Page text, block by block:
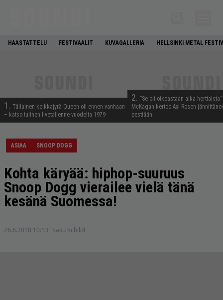
HAASTATTELU FESTIVAALIT KUVAGALLERIA HELLSINKI METAL
1. Tällainen keikkajyrä Queen oli ennen vanhaan
– katso tulinen livetallenne vuodelta 1979
2. ”Se oli oikeastaan aika
McKagan kertoo Axl Rosen
pestiään
ASIAA SNOOP DOGG
Kohta käryää: hiphop-suuruus
Snoop Dogg vierailee vielä tänä
kesänä Suomessa!
26.6.2018 10:13 Saku Schildt